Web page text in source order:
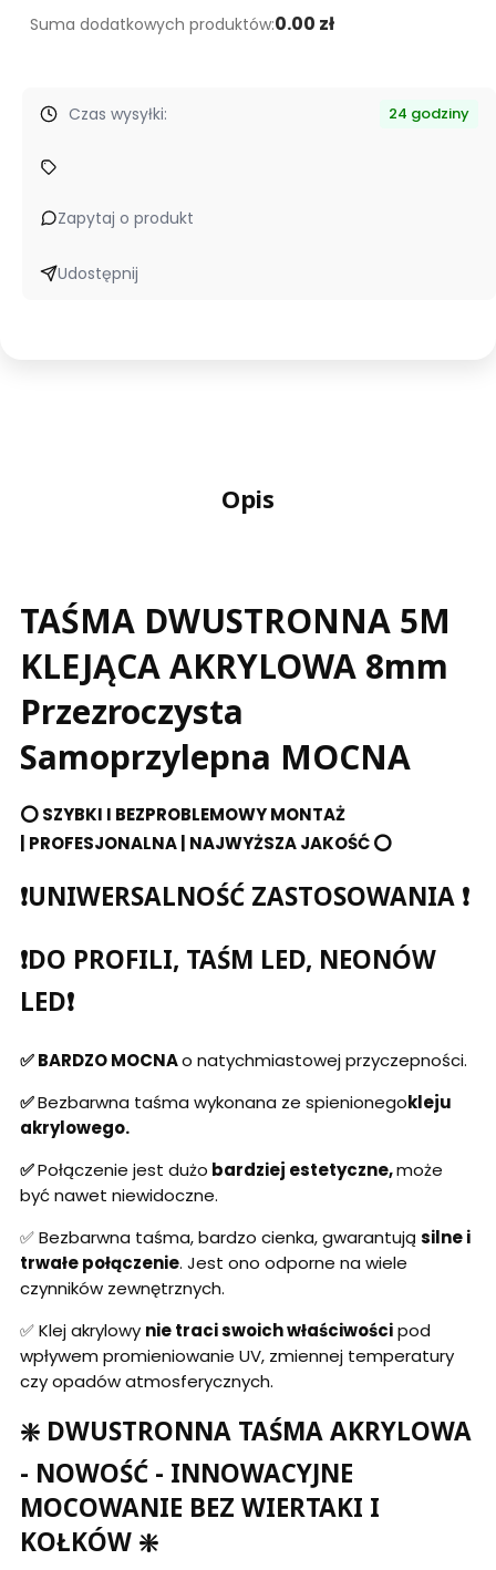
Suma dodatkowych produktów:0.00 zł
Czas wysyłki: 24 godziny
Zapytaj o produkt
Udostępnij
Opis
TAŚMA DWUSTRONNA 5M
KLEJĄCA AKRYLOWA 8mm
Przezroczysta
Samoprzylepna MOCNA
⭕ SZYBKI I BEZPROBLEMOWY MONTAŻ
| PROFESJONALNA | NAJWYŻSZA JAKOŚĆ ⭕
❗UNIWERSALNOŚĆ ZASTOSOWANIA ❗
❗DO PROFILI, TAŚM LED, NEONÓW
LED❗
✅ BARDZO MOCNAo natychmiastowej przyczepności.
✅Bezbarwna taśma wykonana ze spienionegokleju
akrylowego.
✅Połączenie jest dużo bardziej estetyczne,może
być nawet niewidoczne.
✅ Bezbarwna taśma, bardzo cienka, gwarantują silne i
trwałe połączenie. Jest ono odporne na wiele
czynników zewnętrznych.
✅ Klej akrylowy nie traci swoich właściwościpod
wpływem promieniowanie UV, zmiennej temperatury
czy opadów atmosferycznych.
❇️ DWUSTRONNA TAŚMA AKRYLOWA
- NOWOŚĆ - INNOWACYJNE
MOCOWANIE BEZ WIERTAKI I
KOŁKÓW ❇️